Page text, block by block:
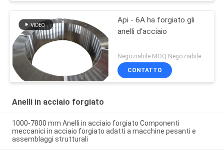
Api - 6A ha forgiato gli
anelli d'acciaio
Negoziabile MOQ:Negoziabile
CONTATTO
Anelli in acciaio forgiato
1000-7800 mm Anelli in acciaio forgiato Componenti
meccanici in acciaio forgiato adatti a macchine pesanti e
assemblaggi strutturali